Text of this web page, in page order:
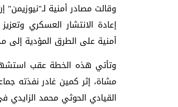
وقالت مصادر أمنية
إعادة الانتشار العسكري
أمنية على الطرق المؤدية إلى
مشاة، إثر كمين غادر نفذته
القيادي الحوثي محمد الزايدي